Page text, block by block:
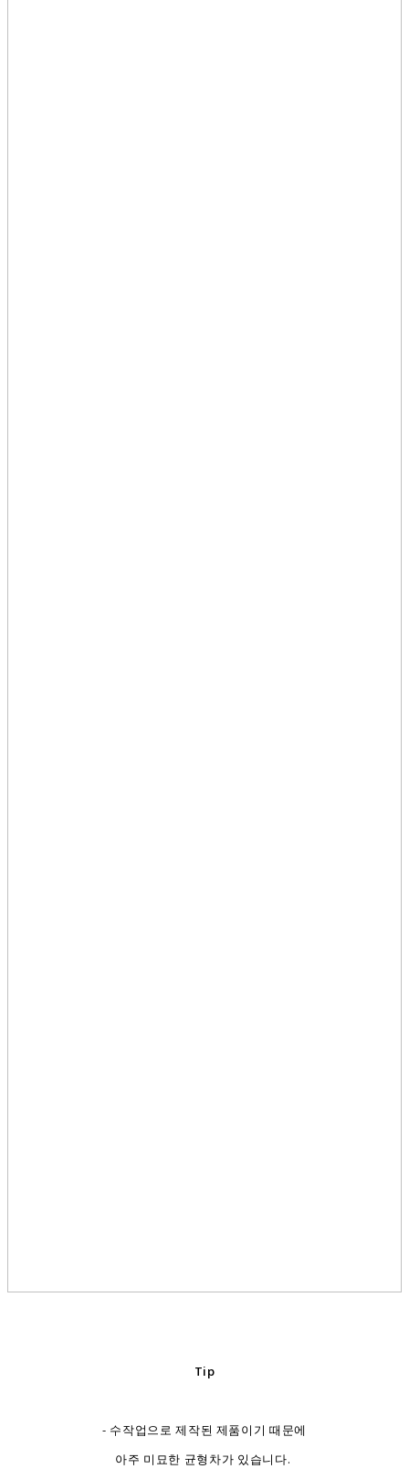
Tip
- 수작업으로 제작된 제품이기 때문에
아주 미묘한 균형차가 있습니다.